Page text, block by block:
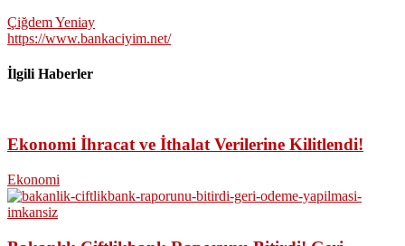
Çiğdem Yeniay
https://www.bankaciyim.net/
İlgili Haberler
Ekonomi İhracat ve İthalat Verilerine Kilitlendi!
Ekonomi